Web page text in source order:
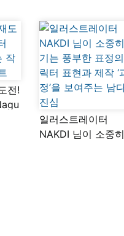
전!
일러스트레이터
NAKDI 님이 소중히